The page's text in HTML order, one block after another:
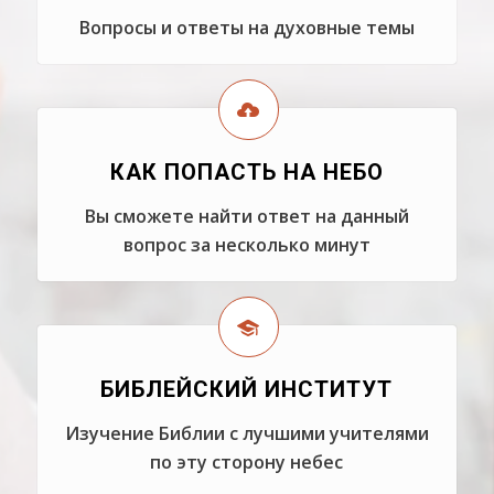
Вопросы и ответы на духовные темы
КАК ПОПАСТЬ НА НЕБО
Вы сможете найти ответ на данный
вопрос за несколько минут
БИБЛЕЙСКИЙ ИНСТИТУТ
Изучение Библии с лучшими учителями
по эту сторону небес